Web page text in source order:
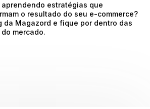
estratégias que
o resultado do seu e-commerce?
da Magazord e fique por dentro das
mercado.